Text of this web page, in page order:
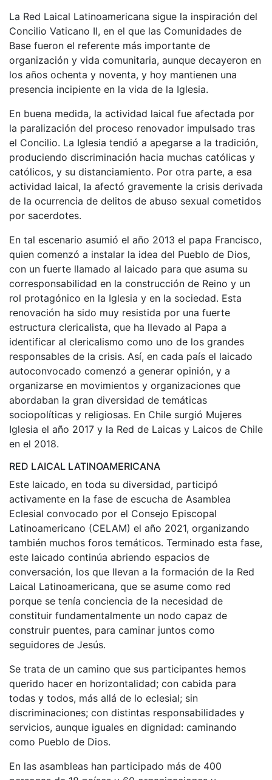
La Red Laical Latinoamericana sigue la inspiración del
Concilio Vaticano II, en el que las Comunidades de
Base fueron el referente más importante de
organización y vida comunitaria, aunque decayeron en
los años ochenta y noventa, y hoy mantienen una
presencia incipiente en la vida de la Iglesia.
En buena medida, la actividad laical fue afectada por
la paralización del proceso renovador impulsado tras
el Concilio. La Iglesia tendió a apegarse a la tradición,
produciendo discriminación hacia muchas católicas y
católicos, y su distanciamiento. Por otra parte, a esa
actividad laical, la afectó gravemente la crisis derivada
de la ocurrencia de delitos de abuso sexual cometidos
por sacerdotes.
En tal escenario asumió el año 2013 el papa Francisco,
quien comenzó a instalar la idea del Pueblo de Dios,
con un fuerte llamado al laicado para que asuma su
corresponsabilidad en la construcción de Reino y un
rol protagónico en la Iglesia y en la sociedad. Esta
renovación ha sido muy resistida por una fuerte
estructura clericalista, que ha llevado al Papa a
identificar al clericalismo como uno de los grandes
responsables de la crisis. Así, en cada país el laicado
autoconvocado comenzó a generar opinión, y a
organizarse en movimientos y organizaciones que
abordaban la gran diversidad de temáticas
sociopolíticas y religiosas. En Chile surgió Mujeres
Iglesia el año 2017 y la Red de Laicas y Laicos de Chile
en el 2018.
RED LAICAL LATINOAMERICANA
Este laicado, en toda su diversidad, participó
activamente en la fase de escucha de Asamblea
Eclesial convocado por el Consejo Episcopal
Latinoamericano (CELAM) el año 2021, organizando
también muchos foros temáticos. Terminado esta fase,
este laicado continúa abriendo espacios de
conversación, los que llevan a la formación de la Red
Laical Latinoamericana, que se asume como red
porque se tenía conciencia de la necesidad de
constituir fundamentalmente un nodo capaz de
construir puentes, para caminar juntos como
seguidores de Jesús.
Se trata de un camino que sus participantes hemos
querido hacer en horizontalidad; con cabida para
todas y todos, más allá de lo eclesial; sin
discriminaciones; con distintas responsabilidades y
servicios, aunque iguales en dignidad: caminando
como Pueblo de Dios.
En las asambleas han participado más de 400